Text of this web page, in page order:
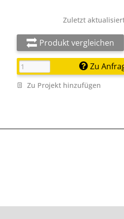
Zuletzt
Produkt vergleichen
Zu
Zu Projekt hinzufügen